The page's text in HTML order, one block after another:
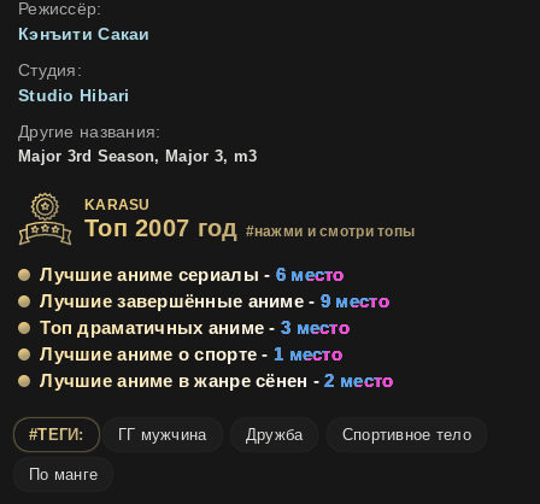
Режиссёр:
Кэнъити Сакаи
Студия:
Studio Hibari
Другие названия:
Major 3rd Season, Major 3, m3
KARASU
Топ 2007 год #нажми и смотри топы
Лучшие аниме сериалы - 6 место
Лучшие завершённые аниме - 9 место
Топ драматичных аниме -3 место
Лучшие аниме о спорте - 1 место
Лучшие аниме в жанре сёнен -2 место
#ТЕГИ: ГГ мужчина Дружба Спортивное тело
По манге